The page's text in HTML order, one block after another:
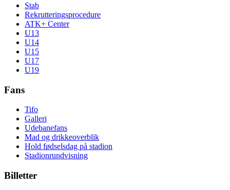
Stab
Rekrutteringsprocedure
ATK+ Center
U13
U14
U15
U17
U19
Fans
Tifo
Galleri
Udebanefans
Mad og drikkeoverblik
Hold fødselsdag på stadion
Stadionrundvisning
Billetter